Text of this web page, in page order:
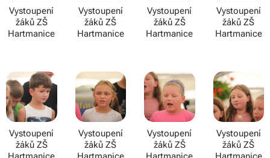
Vystoupení
žáků ZŠ
Hartmanice
Vystoupení
žáků ZŠ
Hartmanice
Vystoupení
žáků ZŠ
Hartmanice
Vystoupení
žáků ZŠ
Hartmanice
Vystoupení
žáků ZŠ
Vystoupení
žáků ZŠ
Vystoupení
žáků ZŠ
Vystoupení
žáků ZŠ